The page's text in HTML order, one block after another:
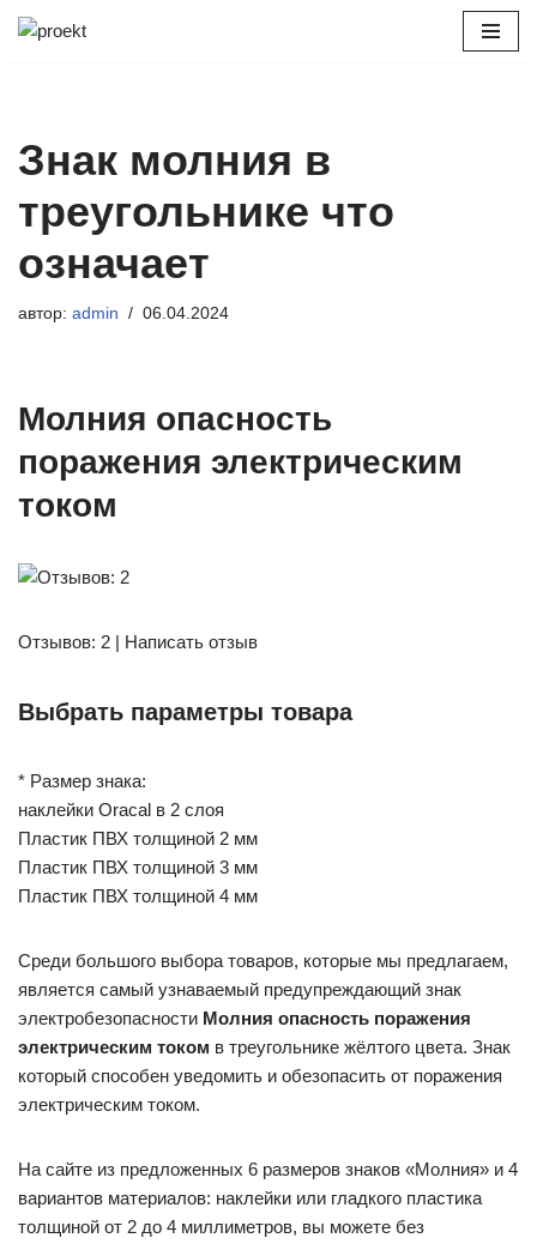
Знак молния в
треугольнике что
означает
автор: admin 06.04.2024
Молния опасность
поражения электрическим
током
Отзывов: 2 | Написать отзыв
Выбрать параметры товара
* Размер знака:
наклейки Oracal в 2 слоя
Пластик ПВХ толщиной 2 мм
Пластик ПВХ толщиной 3 мм
Пластик ПВХ толщиной 4 мм
Среди большого выбора товаров, которые мы предлагаем,
является самый узнаваемый предупреждающий знак
электробезопасности Молния опасность поражения
электрическим током в треугольнике жёлтого цвета. Знак
который способен уведомить и обезопасить от поражения
электрическим током.
На сайте из предложенных 6 размеров знаков «Молния» и 4
вариантов материалов: наклейки или гладкого пластика
толщиной от 2 до 4 миллиметров, вы можете без